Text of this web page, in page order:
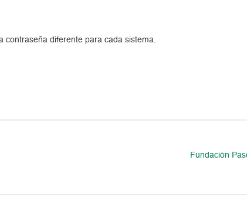
contraseña diferente para cada sistema.
Fundación